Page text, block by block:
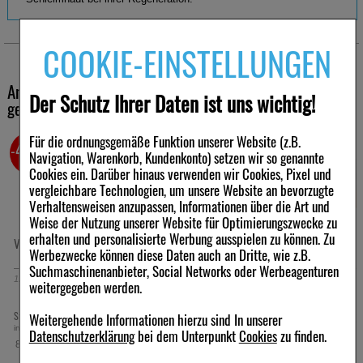
COOKIE-EINSTELLUNGEN
Der Schutz Ihrer Daten ist uns wichtig!
Für die ordnungsgemäße Funktion unserer Website (z.B.
Navigation, Warenkorb, Kundenkonto) setzen wir so genannte
Cookies ein. Darüber hinaus verwenden wir Cookies, Pixel und
vergleichbare Technologien, um unsere Website an bevorzugte
Verhaltensweisen anzupassen, Informationen über die Art und
Weise der Nutzung unserer Website für Optimierungszwecke zu
erhalten und personalisierte Werbung ausspielen zu können. Zu
Werbezwecke können diese Daten auch an Dritte, wie z.B.
Suchmaschinenanbieter, Social Networks oder Werbeagenturen
weitergegeben werden.
Weitergehende Informationen hierzu sind In unserer
Datenschutzerklärungbei dem UnterpunktCookieszu finden.
Bepanthen Wund- und Heilsalbe wird ein- bis mehrmals täglich in
ausreichender Menge auf die betroffenen Hautstellen aufgetragen.
Eine ausreichende Menge auf die betroffene Hautstelle
auftragen.
Die Anwendung kann über den Tag verteilt erfolgen.
Die Behandlungsdauer richtet sich nach Art und Verlauf der
Beschwerden.
Bei Unsicherheit über die Anwendungsdauer ärztlichen oder
pharmazeutischen Rat einholen.
Infos
Wirkstoff: Dexpanthenol
Zur Unterstützung der natürlichen Wundheilung
Bei oberflächlichen leichten Hautschädigungen
Bei oberflächlichen leichten Schleimhautschädigungen
Zur Anwendung bei kleinen oberflächlichen Wunden
Für alle Altersgruppen geeignet
Andere Kunden haben ebenfalls folgende Produkte
gekauft
VOLTAREN Schmerzgel
120 g Gel
10,79 €
Statt: 19,49 €²
inkl. MwSt zzgl.Versand
89,92 €pro 1 kg
-44,5%
ACICLOVIR-ratiopharm
Lippenherpescreme
2g Creme
UVP: 5,41 €³
inkl. MwSt zzgl.Versand
990,00 €pro 1 kg
-63,5%